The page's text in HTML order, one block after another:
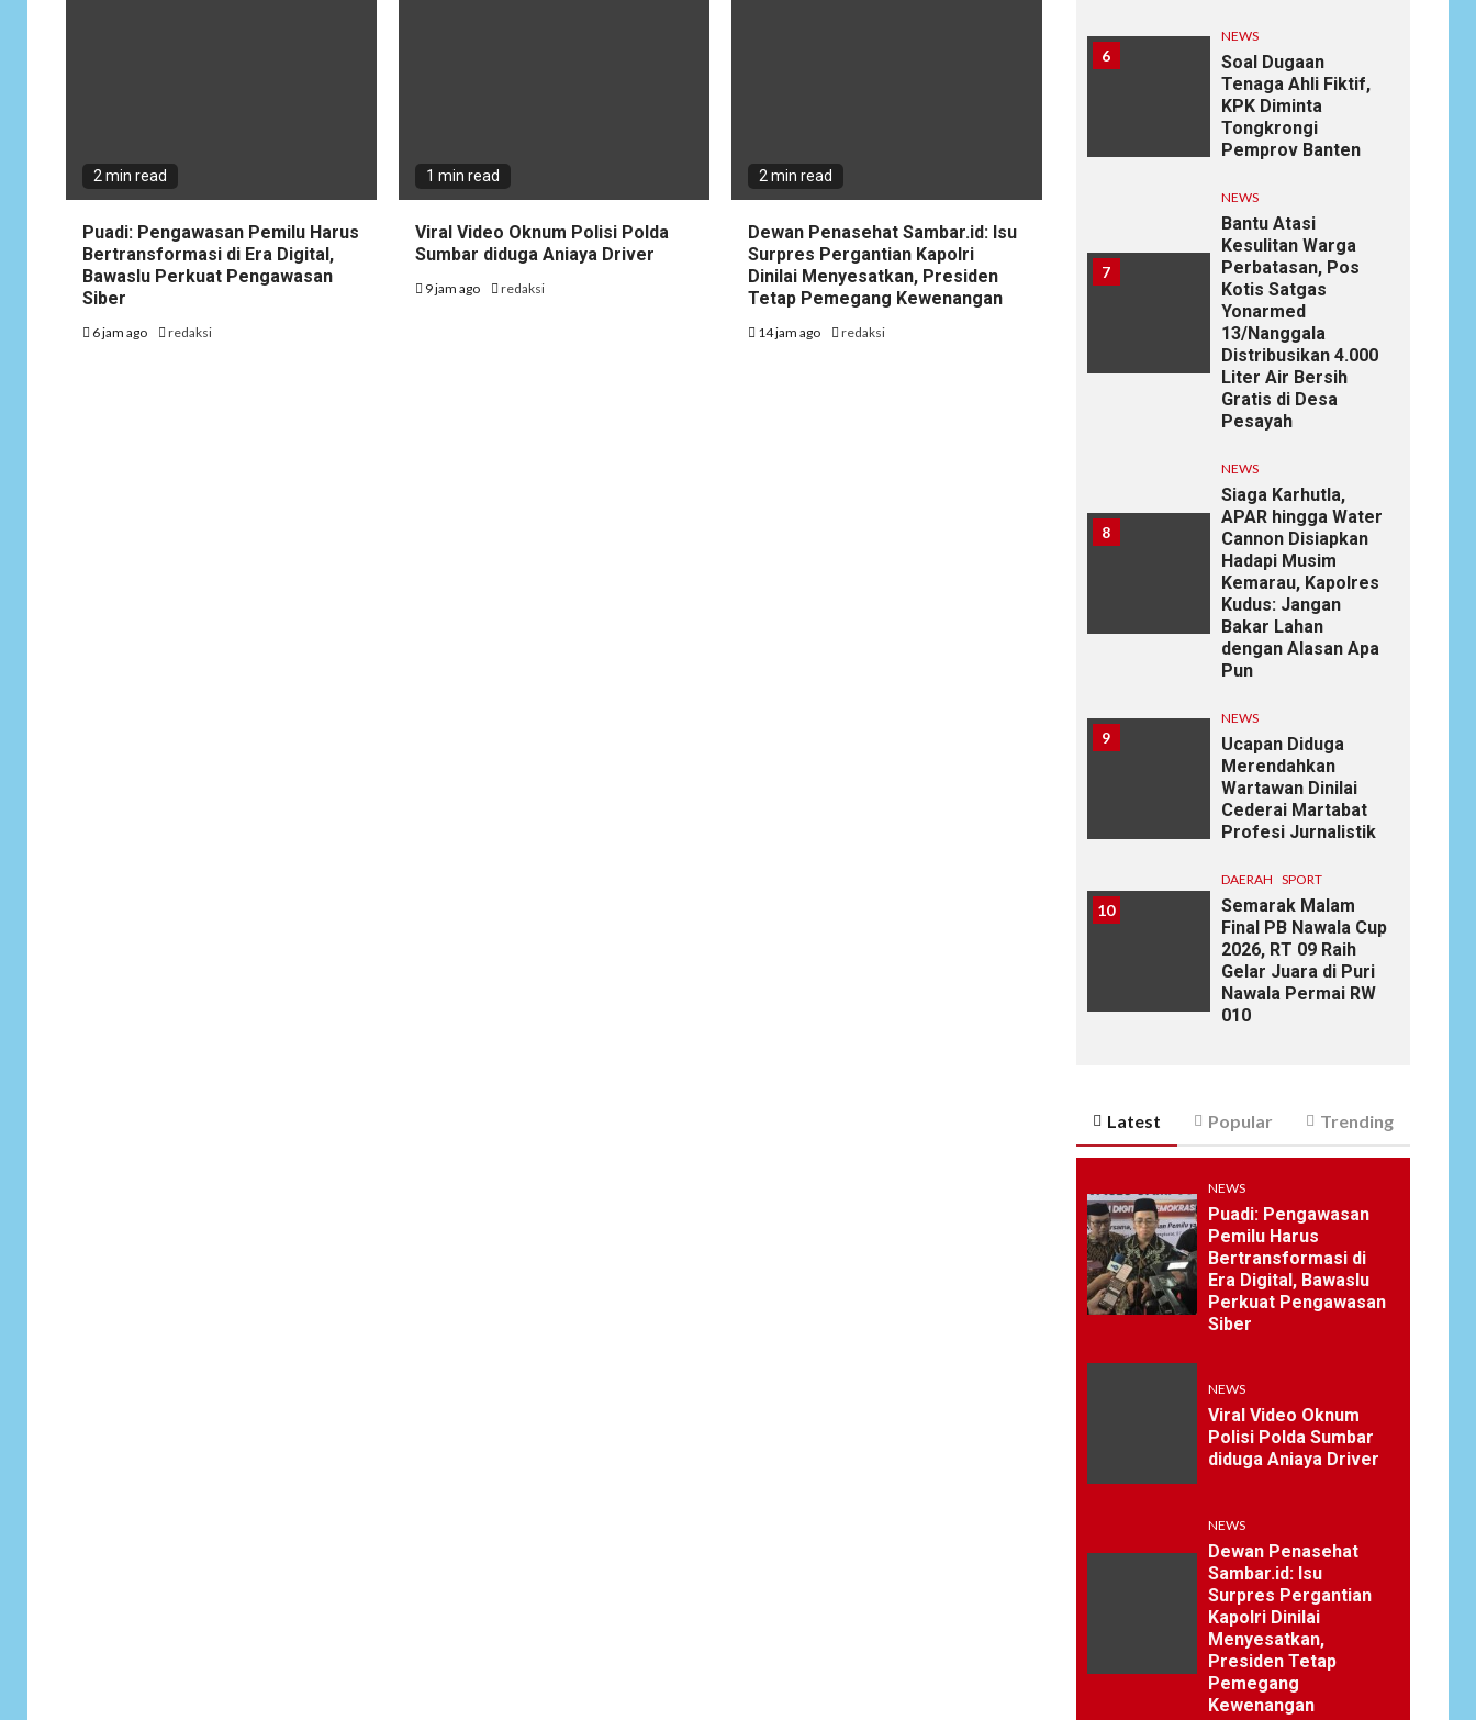
2 min read
Puadi: Pengawasan Pemilu Harus
Bertransformasi di Era Digital,
Bawaslu Perkuat Pengawasan
Siber
6 jam ago redaksi
1 min read
Viral Video Oknum Polisi Polda
Sumbar diduga Aniaya Driver
9 jam ago redaksi
2 min read
Dewan Penasehat Sambar.id: Isu
Surpres Pergantian Kapolri
Dinilai Menyesatkan, Presiden
Tetap Pemegang Kewenangan
14 jam ago redaksi
6
NEWS
Soal Dugaan
Tenaga Ahli Fiktif,
KPK Diminta
Tongkrongi
Pemprov Banten
7
NEWS
Bantu Atasi
Kesulitan Warga
Perbatasan, Pos
Kotis Satgas
Yonarmed
13/Nanggala
Distribusikan 4.000
Liter Air Bersih
Gratis di Desa
Pesayah
8
NEWS
Siaga Karhutla,
APAR hingga Water
Cannon Disiapkan
Hadapi Musim
Kemarau, Kapolres
Kudus: Jangan
Bakar Lahan
dengan Alasan Apa
Pun
9
NEWS
Ucapan Diduga
Merendahkan
Wartawan Dinilai
Cederai Martabat
Profesi Jurnalistik
10
DAERAH SPORT
Semarak Malam
Final PB Nawala Cup
2026, RT 09 Raih
Gelar Juara di Puri
Nawala Permai RW
010
Latest Popular Trending
NEWS
Puadi: Pengawasan
Pemilu Harus
Bertransformasi di
Era Digital, Bawaslu
Perkuat Pengawasan
Siber
NEWS
Viral Video Oknum
Polisi Polda Sumbar
diduga Aniaya Driver
NEWS
Dewan Penasehat
Sambar.id: Isu
Surpres Pergantian
Kapolri Dinilai
Menyesatkan,
Presiden Tetap
Pemegang
Kewenangan